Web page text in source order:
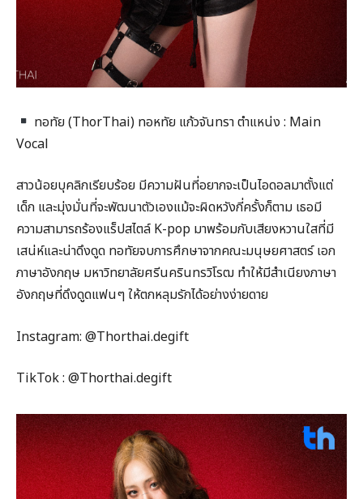
ทอทัย (ThorThai) ทอหทัย แก้วจันทรา ตำแหน่ง : Main
Vocal
สาวน้อยบุคลิกเรียบร้อย มีความฝันที่อยากจะเป็นไอดอลมาตั้งแต่
เด็ก และมุ่งมั่นที่จะพัฒนาตัวเองแม้จะผิดหวังกี่ครั้งก็ตาม เธอมี
ความสามารถร้องแร็ปสไตล์ K-pop มาพร้อมกับเสียงหวานใสที่มี
เสน่ห์และน่าดึงดูด ทอทัยจบการศึกษาจากคณะมนุษยศาสตร์ เอก
ภาษาอังกฤษ มหาวิทยาลัยศรีนครินทรวิโรฒ ทำให้มีสำเนียงภาษา
อังกฤษที่ดึงดูดแฟนๆ ให้ตกหลุมรักได้อย่างง่ายดาย
Instagram: @Thorthai.degift
TikTok : @Thorthai.degift